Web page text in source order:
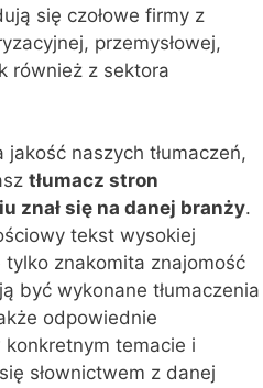
się czołowe firmy z
przemysłowej,
również z sektora
naszych tłumaczeń,
tłumacz stron
znał się na danej branży.
tekst wysokiej
znakomita znajomość
być wykonane tłumaczenia
odpowiednie
konkretnym temacie i
słownictwem z danej